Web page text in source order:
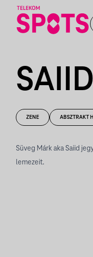
SAIID
ZENE ABSZTRAKT
Süveg Márk aka Saiid
lemezeit.